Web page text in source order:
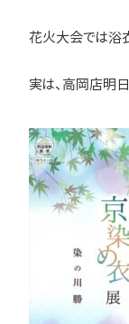
花火大会では浴
実は、高岡店明